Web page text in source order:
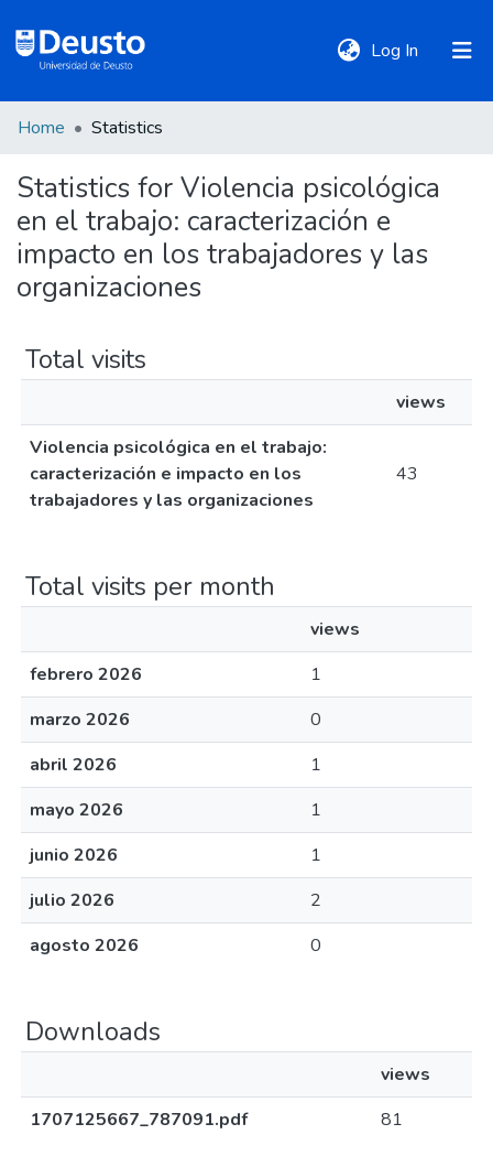
Log In (current)
Communities
&
Collections
Policies
Home Statistics
Statistics for Violencia psicológica
en el trabajo: caracterización e
impacto en los trabajadores y las
organizaciones
Total visits
views
Violencia psicológica en el trabajo:
caracterización e impacto en los
trabajadores y las organizaciones
43
Total visits per month
views
febrero 2026
1
marzo 2026
0
abril 2026
1
mayo 2026
1
junio 2026
1
julio 2026
2
agosto 2026
0
Downloads
views
1707125667_787091.pdf
81